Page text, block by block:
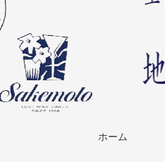
ホーム